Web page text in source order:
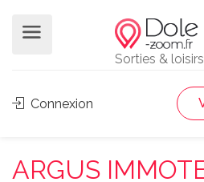
Sorties &
Connexion
ARGUS